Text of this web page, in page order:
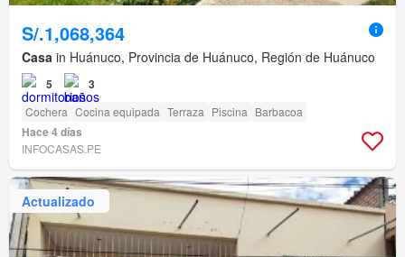
S/.1,068,364
Casa in Huánuco, Provincia de Huánuco, Región de Huánuco
5 3
Cochera Cocina equipada Terraza Piscina Barbacoa
Hace 4 días
INFOCASAS.PE
Actualizado